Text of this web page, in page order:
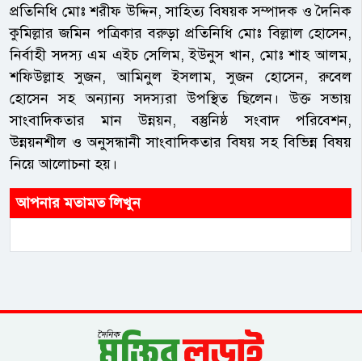
প্রতিনিধি মোঃ শরীফ উদ্দিন, সাহিত্য বিষয়ক সম্পাদক ও দৈনিক
কুমিল্লার জমিন পত্রিকার বরুড়া প্রতিনিধি মোঃ বিল্লাল হোসেন,
নির্বাহী সদস্য এম এইচ সেলিম, ইউনুস খান, মোঃ শাহ আলম,
শফিউল্লাহ সুজন, আমিনুল ইসলাম, সুজন হোসেন, রুবেল
হোসেন সহ অন্যান্য সদস্যরা উপস্থিত ছিলেন। উক্ত সভায়
সাংবাদিকতার মান উন্নয়ন, বস্তুনিষ্ঠ সংবাদ পরিবেশন,
উন্নয়নশীল ও অনুসন্ধানী সাংবাদিকতার বিষয় সহ বিভিন্ন বিষয়
নিয়ে আলোচনা হয়।
আপনার মতামত লিখুন